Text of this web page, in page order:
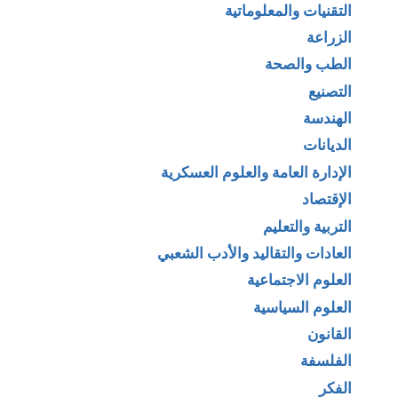
التقنيات والمعلوماتية
الزراعة
الطب والصحة
التصنيع
الهندسة
الديانات
الإدارة العامة والعلوم العسكرية
الإقتصاد
التربية والتعليم
العادات والتقاليد والأدب الشعبي
العلوم الاجتماعية
العلوم السياسية
القانون
الفلسفة
الفكر